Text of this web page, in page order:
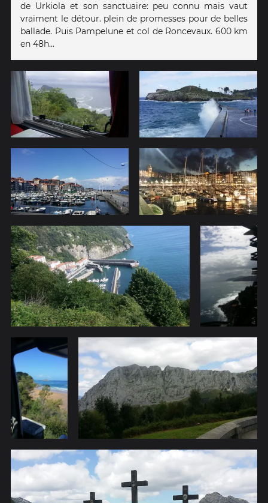
de Urkiola et son sanctuaire: peu connu mais vaut
vraiment le détour. plein de promesses pour de belles
ballade. Puis Pampelune et col de Roncevaux. 600 km
en 48h...